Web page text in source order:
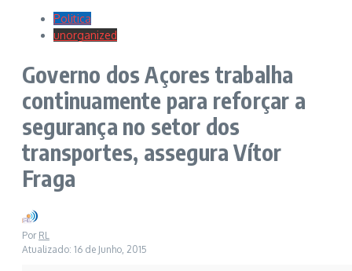
Politica
unorganized
Governo dos Açores trabalha
continuamente para reforçar a
segurança no setor dos
transportes, assegura Vítor
Fraga
Por RL
Atualizado: 16 de Junho, 2015